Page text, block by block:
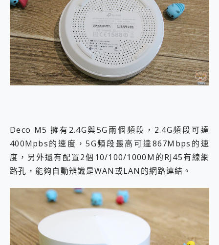
Deco M5 擁有2.4G與5G兩個頻段，2.4G頻段可達
400Mpbs的速度，5G頻段最高可達867Mbps的速
度，另外還有配置2個10/100/1000M的RJ45有線網
路孔，能夠自動辨識是WAN或LAN的網路連結。